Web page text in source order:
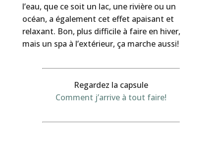
l’eau, que ce soit un lac, une rivière ou un
océan, a également cet effet apaisant et
relaxant. Bon, plus difficile à faire en hiver,
mais un spa à l’extérieur, ça marche aussi!
Regardez la capsule
Comment j’arrive à tout faire!